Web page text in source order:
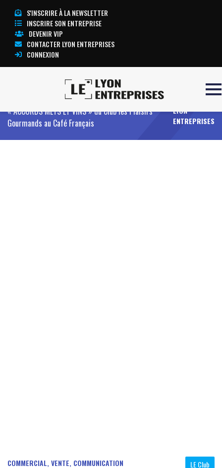
S'INSCRIRE À LA NEWSLETTER
INSCRIRE SON ENTREPRISE
DEVENIR VIP
CONTACTER LYON ENTREPRISES
CONNEXION
Quand les mères lyonnaises rencontrent les
vignerons du Rhône ! C’était la 12ème soirée
« ACCORDS METS ET VINS » du Club les Plaisirs
Gourmands au Café Français
LYON
ENTREPRISES
LE Club
COMMERCIAL, VENTE, COMMUNICATION